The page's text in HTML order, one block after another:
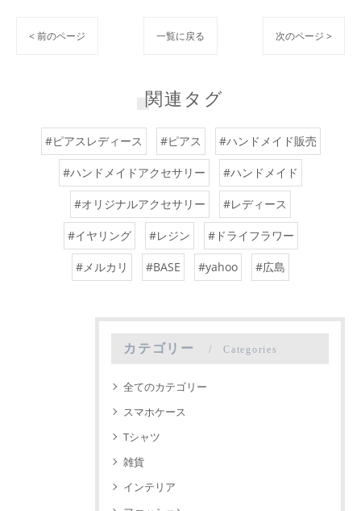
< 前のページ 一覧に戻る 次のページ >
関連タグ
#ピアスレディース #ピアス #ハンドメイド販売
#ハンドメイドアクセサリー #ハンドメイド
#オリジナルアクセサリー #レディース
#イヤリング #レジン #ドライフラワー
#メルカリ #BASE #yahoo #広島
カテゴリー Categories
全てのカテゴリー
スマホケース
Tシャツ
雑貨
インテリア